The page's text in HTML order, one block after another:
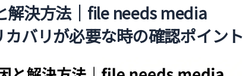
解決方法｜file needs media
バリが必要な時の確認ポイント